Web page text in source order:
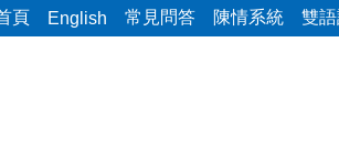
頁 English 常見問答 陳情系統 雙